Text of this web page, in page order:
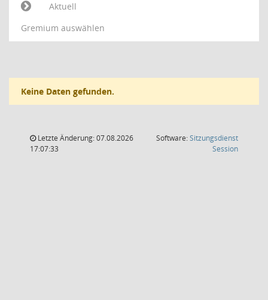
Aktuell
Gremium auswählen
Keine Daten gefunden.
Letzte Änderung: 07.08.2026
17:07:33
Software:Sitzungsdienst
Session(Wird in